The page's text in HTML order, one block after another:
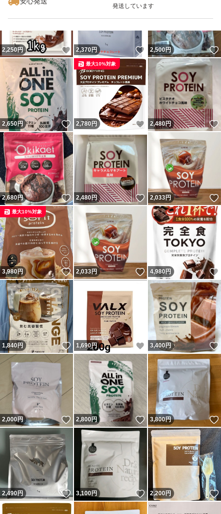
発送しています
2,250円 いいね！
2,370円 いいね！
2,500円
2,650円 いいね！
2,780 円 いいね！
最大10%対象
2,480円
2,680円 いいね！
2,480円 いいね！
2,033円
3,980円 いいね！
最大10%対象
2,033円 いいね！
4,980 円
1,840円 いいね！
1,690円 いいね！
3,400円
2,000円 いいね！
2,800円 いいね！
3,800円
2,490円 いいね！
3,100円 いいね！
2,200円